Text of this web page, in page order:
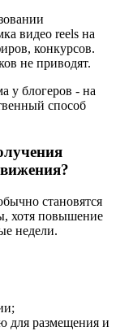
видео reels на
конкурсов.
не приводят.
у блогеров - на
способ
становятся
хотя повышение
недели.
для размещения и